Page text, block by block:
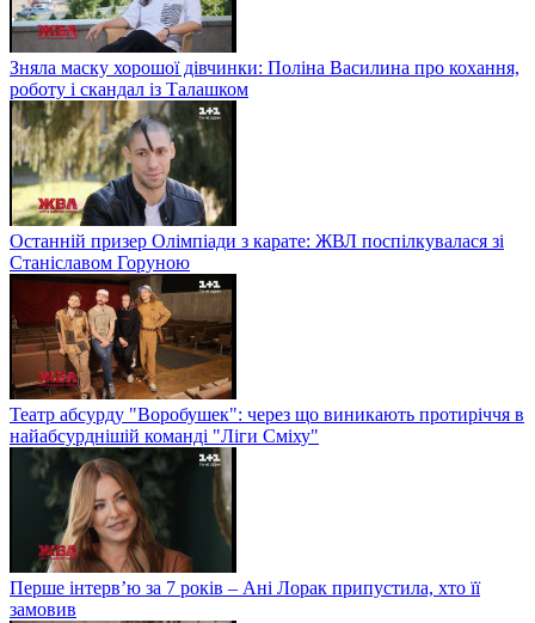
Зняла маску хорошої дівчинки: Поліна Василина про кохання,
роботу і скандал із Талашком
Останній призер Олімпіади з карате: ЖВЛ поспілкувалася зі
Станіславом Горуною
Театр абсурду "Воробушек": через що виникають протиріччя в
найабсурднішій команді "Ліги Сміху"
Перше інтерв’ю за 7 років – Ані Лорак припустила, хто її
замовив